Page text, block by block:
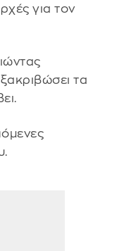
για τον
τα